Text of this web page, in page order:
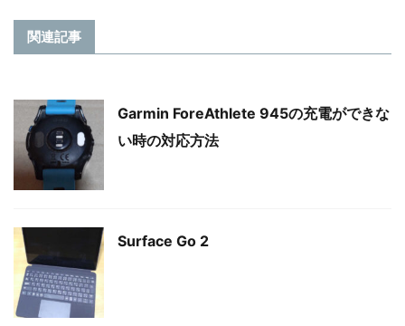
関連記事
Garmin ForeAthlete 945の充電ができな
い時の対応方法
Surface Go 2